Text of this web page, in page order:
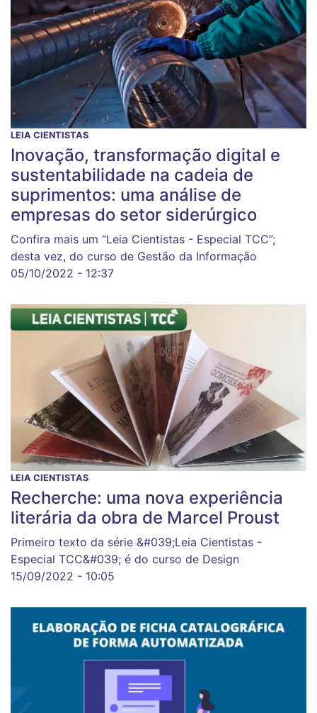
LEIA CIENTISTAS
Inovação, transformação digital e
sustentabilidade na cadeia de
suprimentos: uma análise de
empresas do setor siderúrgico
Confira mais um “Leia Cientistas - Especial TCC”;
desta vez, do curso de Gestão da Informação
05/10/2022 - 12:37
LEIA CIENTISTAS
Recherche: uma nova experiência
literária da obra de Marcel Proust
Primeiro texto da série &#039;Leia Cientistas -
Especial TCC&#039; é do curso de Design
15/09/2022 - 10:05